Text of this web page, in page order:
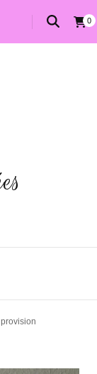
0